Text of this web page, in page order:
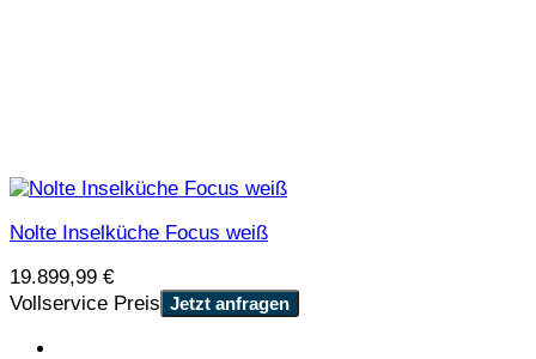
Nolte Inselküche Focus weiß
19.899,99 €
Vollservice Preis Jetzt anfragen